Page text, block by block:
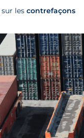
sur lescontrefaçons